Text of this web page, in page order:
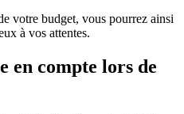
votre budget, vous pourrez ainsi
à vos attentes.
en compte lors de